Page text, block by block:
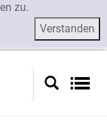
zu.